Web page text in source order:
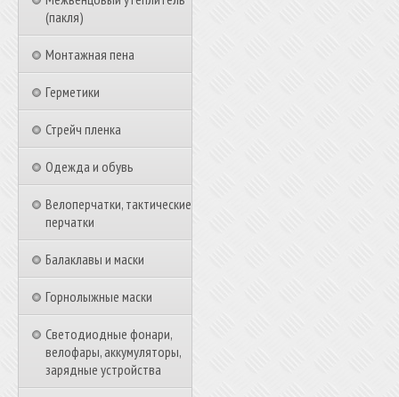
(пакля)
Монтажная пена
Герметики
Стрейч пленка
Одежда и обувь
Велоперчатки, тактические
перчатки
Балаклавы и маски
Горнолыжные маски
Светодиодные фонари,
велофары, аккумуляторы,
зарядные устройства